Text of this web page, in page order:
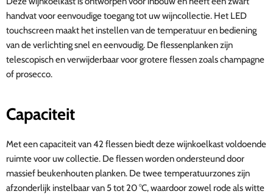
handvat voor eenvoudige toegang tot uw wijncollectie. Het LED
touchscreen maakt het instellen van de temperatuur en bediening
van de verlichting snel en eenvoudig. De flessenplanken zijn
telescopisch en verwijderbaar voor grotere flessen zoals champagne
of prosecco.
Capaciteit
Met een capaciteit van 42 flessen biedt deze wijnkoelkast voldoende
ruimte voor uw collectie. De flessen worden ondersteund door
massief beukenhouten planken. De twee temperatuurzones zijn
afzonderlijk instelbaar van 5 tot 20 °C, waardoor zowel rode als witte